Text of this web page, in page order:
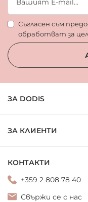
Съгласен съм
обработват за
ЗА DODIS
ЗА КЛИЕНТИ
КОНТАКТИ
+359 2 808 78 40
Свържи се с нас